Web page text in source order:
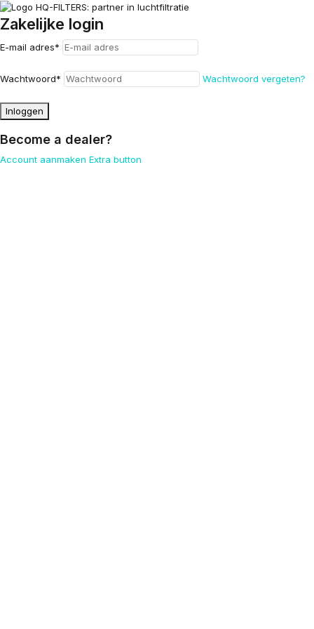
Zakelijke login
E-mail adres*
Wachtwoord* Wachtwoord vergeten?
Inloggen
Become a dealer?
Account aanmaken Extra button